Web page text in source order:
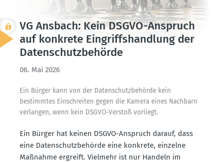
VG Ansbach: Kein DSGVO-Anspruch
auf konkrete Eingriffs­handlung der
Daten­schutz­be­hörde
06. Mai 2026
Ein Bürger kann von der Daten­schutz­be­hörde kein
bestimmtes Einschreiten gegen die Kamera eines Nachbarn
verlangen, wenn kein DSGVO-Verstoß vorliegt.
Ein Bürger hat keinen DSGVO-Anspruch darauf, dass
eine Daten­schutz­be­hörde eine konkrete, einzelne
Maßnahme ergreift. Vielmehr ist nur Handeln im